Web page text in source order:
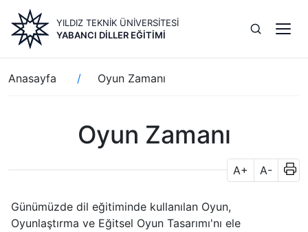
içeriğe
atla
YILDIZ TEKNİK ÜNİVERSİTESİ
YABANCI DILLER EĞITIMI
Sayfa
yolu
Anasayfa Oyun Zamanı
Oyun Zamanı
A+ A-
Günümüzde dil eğitiminde kullanılan Oyun,
Oyunlaştırma ve Eğitsel Oyun Tasarımı'nı ele